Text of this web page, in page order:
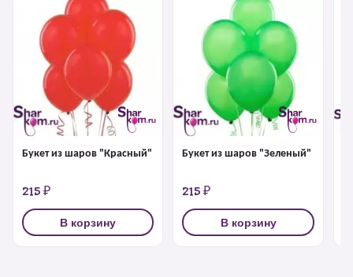
Букет из шаров "Красный"
215 ₽
В корзину
Букет из шаров "Зеленый"
215 ₽
В корзину